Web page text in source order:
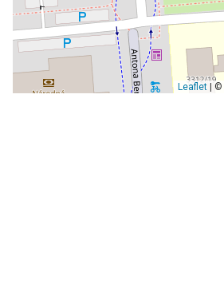
Leaflet| ©